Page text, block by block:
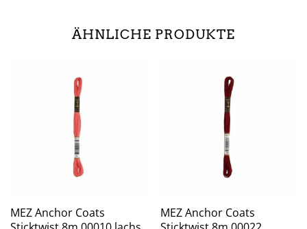
ÄHNLICHE PRODUKTE
MEZ Anchor Coats
MEZ Anchor Coats